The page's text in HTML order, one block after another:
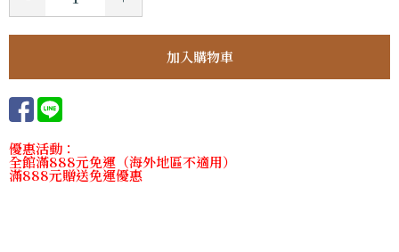
優惠活動：
全館滿888元免運（海外地區不適用）
滿888元贈送免運優惠